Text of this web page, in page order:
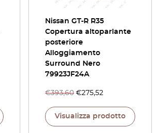
Nissan GT-R R35
Copertura altoparlante
posteriore
Alloggiamento
Surround Nero
79923JF24A
€393,60 €275,52
Visualizza prodotto